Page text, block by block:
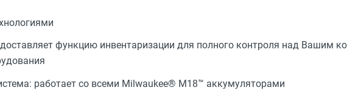
функцию инвентаризации для полного контроля над Вашим
работает со всеми Milwaukee® М18™ аккумуляторами